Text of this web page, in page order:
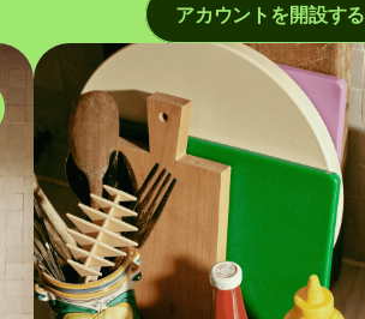
アカウントを開設する